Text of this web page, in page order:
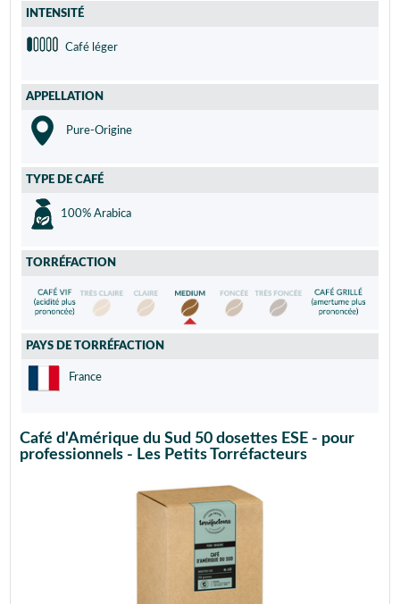
INTENSITÉ
Café léger
APPELLATION
Pure-Origine
TYPE DE CAFÉ
100% Arabica
TORRÉFACTION
PAYS DE TORRÉFACTION
France
Café d'Amérique du Sud 50 dosettes ESE - pour
professionnels - Les Petits Torréfacteurs